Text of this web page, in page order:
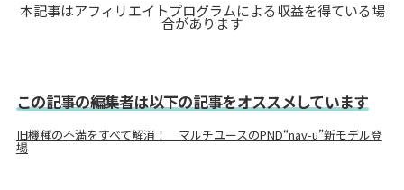
本記事はアフィリエイトプログラムによる収益を得ている場
合があります
この記事の編集者は以下の記事をオススメしています
旧機種の不満をすべて解消！ マルチユースのPND“nav-u”新モデル登
場